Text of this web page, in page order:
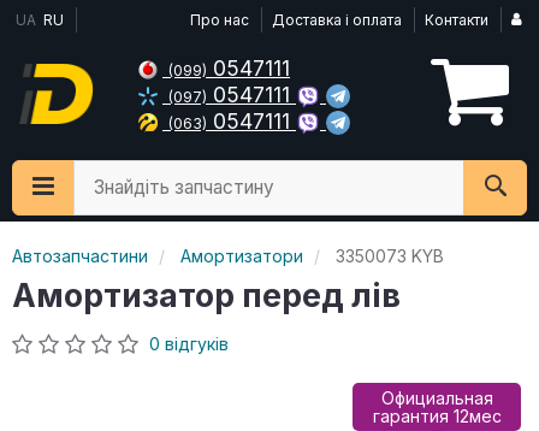
UA RU Про нас Доставка і оплата Контакти
(099) 0547111
(097) 0547111
(063) 0547111
Знайдіть запчастину
Автозапчастини Амортизатори 3350073 KYB
Амортизатор перед лів
0 відгуків
Официальная
гарантия 12мес